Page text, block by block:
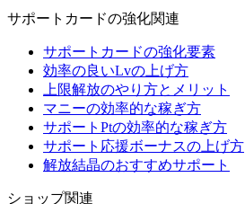
サポートカードの強化関連
サポートカードの強化要素
効率の良いLvの上げ方
上限解放のやり方とメリット
マニーの効率的な稼ぎ方
サポートPtの効率的な稼ぎ方
サポート応援ボーナスの上げ方
解放結晶のおすすめサポート
ショップ関連